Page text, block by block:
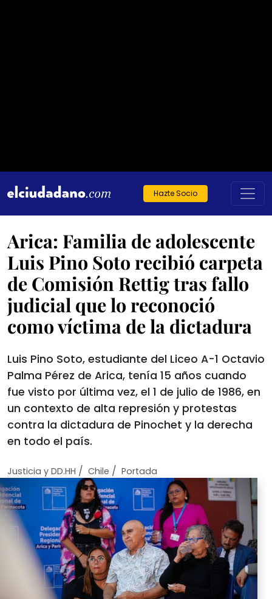
Hazte Socio
Arica: Familia de adolescente
Luis Pino Soto recibió carpeta
de Comisión Rettig tras fallo
judicial que lo reconoció
como víctima de la dictadura
Luis Pino Soto, estudiante del Liceo A-1 Octavio
Palma Pérez de Arica, tenía 15 años cuando
fue visto por última vez, el 1 de julio de 1986, en
un contexto de alta represión y protestas
contra la dictadura de Pinochet y la derecha
en todo el país.
Justicia y DD.HH / Chile / Portada